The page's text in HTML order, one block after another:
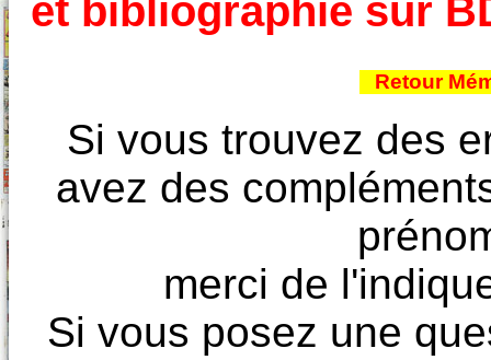
et bibliographie sur
Retour
Si vous trouvez des
avez des
merci de
Si vous posez une